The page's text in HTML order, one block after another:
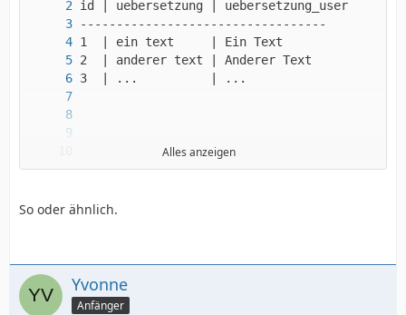
Alles anzeigen
So oder ähnlich.
Yvonne
Anfänger